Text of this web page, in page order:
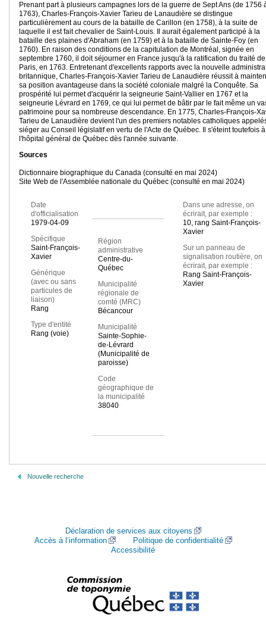
Prenant part à plusieurs campagnes lors de la guerre de Sept Ans (de 1756
1763), Charles-François-Xavier Tarieu de Lanaudière se distingue
particulièrement au cours de la bataille de Carillon (en 1758), à la suite de
laquelle il est fait chevalier de Saint-Louis. Il aurait également participé à la
bataille des plaines d'Abraham (en 1759) et à la bataille de Sainte-Foy (en
1760). En raison des conditions de la capitulation de Montréal, signée en
septembre 1760, il doit séjourner en France jusqu'à la ratification du traité de
Paris, en 1763. Entretenant d'excellents rapports avec la nouvelle
britannique, Charles-François-Xavier Tarieu de Lanaudière réussit à
sa position avantageuse dans la société coloniale malgré la Conquête. Sa
prospérité lui permet d'acquérir la seigneurie Saint-Vallier en 1767 et la
seigneurie Lévrard en 1769, ce qui lui permet de bâtir par le fait même un
patrimoine pour sa nombreuse descendance. En 1775, Charles-François-
Tarieu de Lanaudière devient l'un des premiers notables catholiques
siéger au Conseil législatif en vertu de l'Acte de Québec. Il s'éteint toutefois à
l'hôpital général de Québec dès l'année suivante.
Sources
Dictionnaire biographique du Canada (consulté en mai 2024)
Site Web de l'Assemblée nationale du Québec (consulté en mai 2024)
Date
d'officialisation
1979-04-09
Spécifique
Saint-François-
Xavier
Générique
(avec ou sans
particules de
liaison)
Rang
Type d'entité
Rang (voie)
Région
administrative
Centre-du-
Québec
Municipalité
régionale de
comté (MRC)
Bécancour
Municipalité
Sainte-Sophie-
de-Lévrard
(Municipalité de
paroisse)
Code
géographique de
la municipalité
38040
Dans une adresse, on
écrirait, par exemple :
10, rang Saint-François-
Xavier
Sur un panneau de
signalisation routière, on
écrirait, par exemple :
Rang Saint-François-
Xavier
Nouvelle recherche
Déclaration de services aux citoyens
Accès à l’information
Politique de confidentialité
Accessibilité